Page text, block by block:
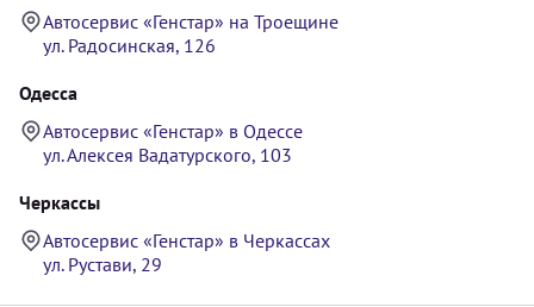
Автосервис «Генстар» на Троещине
ул. Радосинская, 126
Одесса
Автосервис «Генстар» в Одессе
ул. Алексея Вадатурского, 103
Черкассы
Автосервис «Генстар» в Черкассах
ул. Рустави, 29